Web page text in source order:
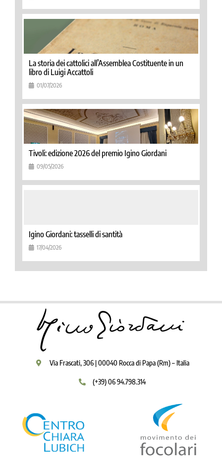
La storia dei cattolici all’Assemblea Costituente in un
libro di Luigi Accattoli
01/07/2026
Tivoli: edizione 2026 del premio Igino Giordani
09/05/2026
Igino Giordani: tasselli di santità
17/04/2026
Via Frascati, 306 | 00040 Rocca di Papa (Rm) – Italia
(+39) 06 94.798.314